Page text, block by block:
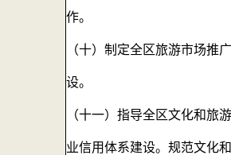
作。
（十）制定全区旅游市场推
设。
（十一）指导全区文化和旅
业信用体系建设。规范文化和